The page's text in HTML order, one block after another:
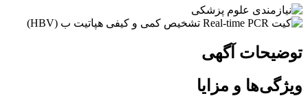
توضیحات آگهی
ویژگی‌ها و مزایا